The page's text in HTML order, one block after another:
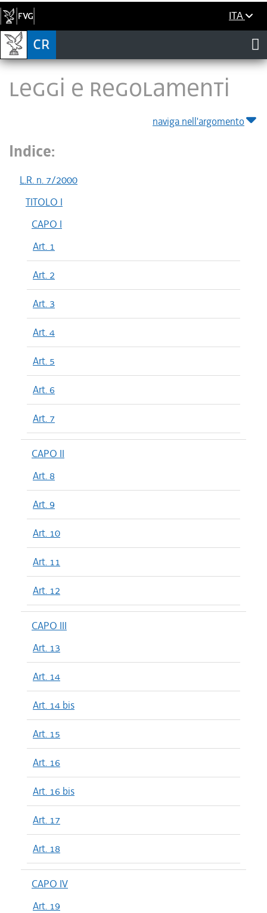
ITA
LEGGI E REGOLAMENTI
naviga nell'argomento
Indice:
L.R. n. 7/2000
TITOLO I
CAPO I
Art. 1
Art. 2
Art. 3
Art. 4
Art. 5
Art. 6
Art. 7
CAPO II
Art. 8
Art. 9
Art. 10
Art. 11
Art. 12
CAPO III
Art. 13
Art. 14
Art. 14 bis
Art. 15
Art. 16
Art. 16 bis
Art. 17
Art. 18
CAPO IV
Art. 19